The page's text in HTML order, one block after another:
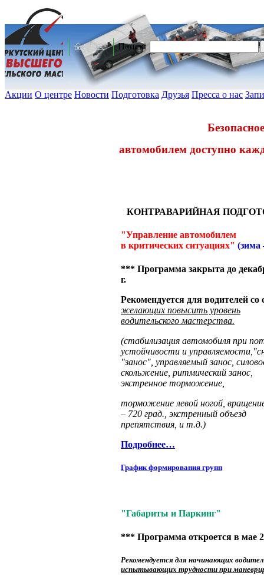
Поиск:
Акции О центре Новости Подготовка Друзья Пресса о нас
автомобилем доступно
КОНТРАВАРИЙНАЯ
"Управление автомобилем
в критических ситуациях" (зима
*** Программа закрыта до
г.
Рекомендуется для водителей со
желающих повысить уровень
водительского мастерства.
(стабилизация автомобиля при
устойчивости и
"занос", управляемый занос,
скольжение, ритмический занос,
экстренное торможение,
торможение левой ногой,
– 720 град., экстренный объезд
препятствия, и т.д.)
Подробнее…
График формирования групп
"Габариты и Паркинг"
*** Программа откроется в мае
Рекомендуется для начинающих
испытывающих трудности при